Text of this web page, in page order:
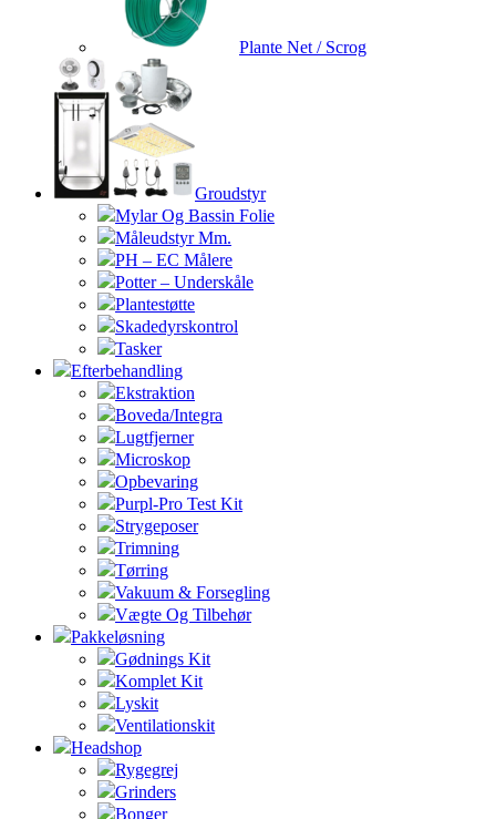
Plante Net / Scrog
Groudstyr
Mylar Og Bassin Folie
Måleudstyr Mm.
PH – EC Målere
Potter – Underskåle
Plantestøtte
Skadedyrskontrol
Tasker
Efterbehandling
Ekstraktion
Boveda/Integra
Lugtfjerner
Microskop
Opbevaring
Purpl-Pro Test Kit
Strygeposer
Trimning
Tørring
Vakuum & Forsegling
Vægte Og Tilbehør
Pakkeløsning
Gødnings Kit
Komplet Kit
Lyskit
Ventilationskit
Headshop
Rygegrej
Grinders
Bonger